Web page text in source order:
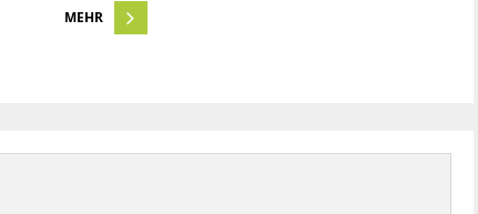
MEHR